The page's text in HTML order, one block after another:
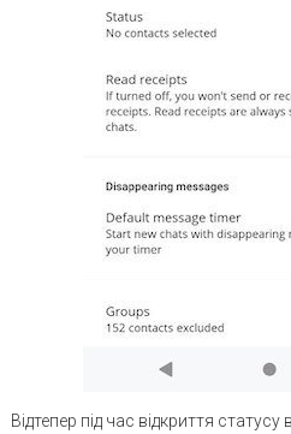
Відтепер під час відкриття